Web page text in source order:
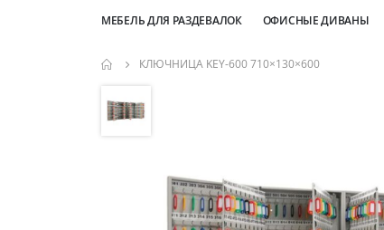
МЕБЕЛЬ ДЛЯ РАЗДЕВАЛОК ОФИСНЫЕ ДИВАНЫ
КЛЮЧНИЦА KEY-600 710×130×600
и
перейти